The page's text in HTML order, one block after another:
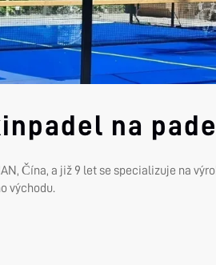
na
Čína, a již 9 let se specializuje na
východu.